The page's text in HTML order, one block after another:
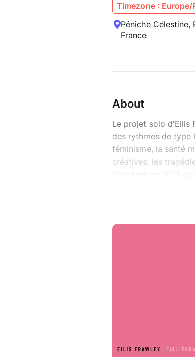
Timezone : Europe/
Péniche
France
About
Le projet solo d'Eilis
des rythmes de type
féminisme, la santé
créatives, les
Débutant en 2019
est la batteuse et la
et Anika. Le
—————————–